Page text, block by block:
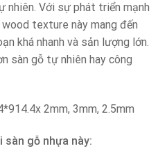
nhiên. Với sự phát triển mạnh
texture này mang đến
khá nhanh và sản lượng lớn.
sàn gỗ tự nhiên hay công
2mm, 3mm, 2.5mm
sàn gỗ nhựa này: